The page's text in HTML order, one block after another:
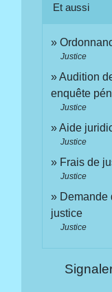
Et aussi
Justice
Audition
enquête
Justice
Aide
Justice
Frais de
Justice
Demande
justice
Justice